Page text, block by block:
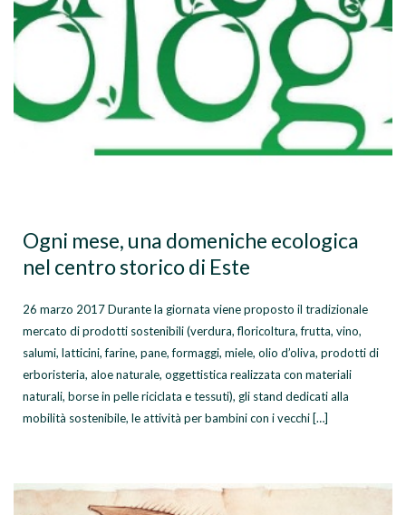
Ogni mese, una domeniche ecologica
nel centro storico di Este
26 marzo 2017 Durante la giornata viene proposto il tradizionale
mercato di prodotti sostenibili (verdura, floricoltura, frutta, vino,
salumi, latticini, farine, pane, formaggi, miele, olio d’oliva, prodotti di
erboristeria, aloe naturale, oggettistica realizzata con materiali
naturali, borse in pelle riciclata e tessuti), gli stand dedicati alla
mobilità sostenibile, le attività per bambini con i vecchi […]